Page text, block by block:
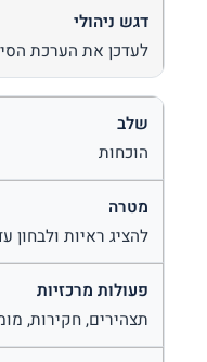
לעדכן את הערכת
הוכחות
להציג ראיות ולבחון
תצהירים, חקירות,